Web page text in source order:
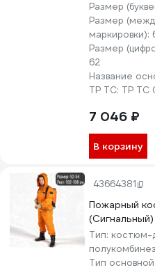
Размер
Размер
маркировки):
Размер
62
Название
ТР ТС: ТР ТС
7 046 ₽
В корзину
43664381
Пожарный
Тип: костюм-
Тип